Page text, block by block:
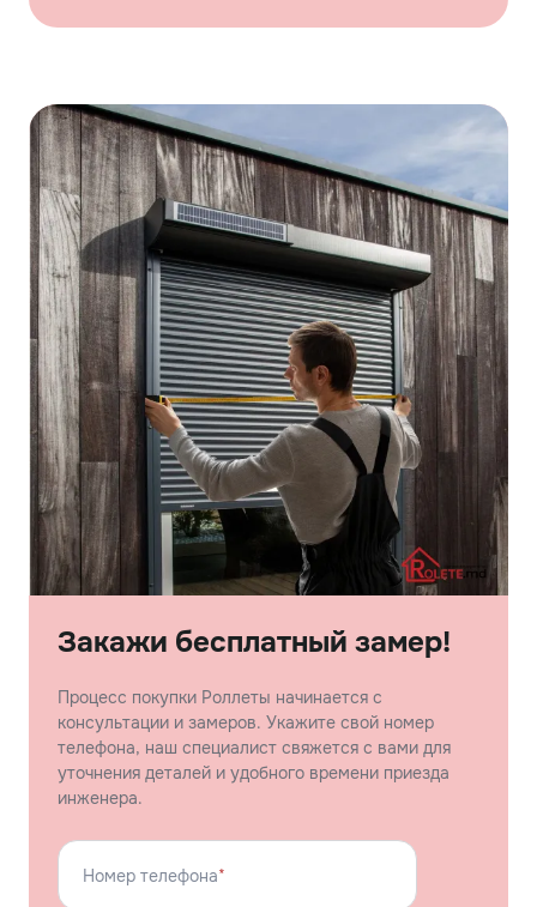
Закажи бесплатный замер!
Процесс покупки Роллеты начинается с
консультации и замеров. Укажите свой номер
телефона, наш специалист свяжется с вами для
уточнения деталей и удобного времени приезда
инженера.
Номер телефона*